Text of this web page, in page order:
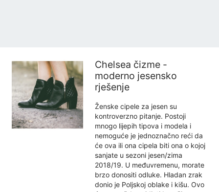
Chelsea čizme -
moderno jesensko
rješenje
Ženske cipele za jesen su
kontroverzno pitanje. Postoji
mnogo lijepih tipova i modela i
nemoguće je jednoznačno reći da
će ova ili ona cipela biti ona o kojoj
sanjate u sezoni jesen/zima
2018/19. U međuvremenu, morate
brzo donositi odluke. Hladan zrak
donio je Poljskoj oblake i kišu. Ovo